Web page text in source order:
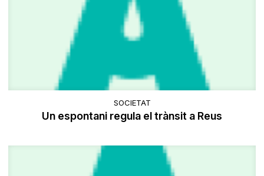
SOCIETAT
Un espontani regula el trànsit a Reus